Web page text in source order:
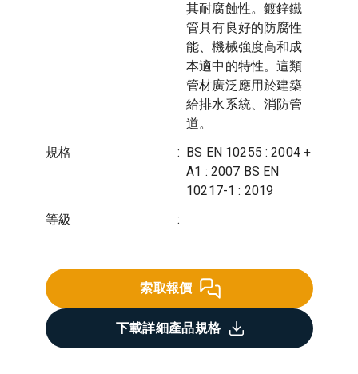
其耐腐蝕性。鍍鋅鐵
管具有良好的防腐性
能、機械強度高和成
本適中的特性。這類
管材廣泛應用於建築
給排水系統、消防管
道。
規格
: BS EN 10255 : 2004 +
A1 : 2007 BS EN
10217-1 : 2019
等級
:
索取報價
下載詳細產品規格